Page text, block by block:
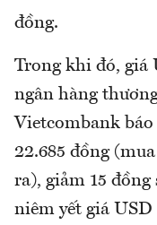
đồng.
Trong khi đó, giá
ngân hàng
Vietcombank
22.685 đồng
ra), giảm 15
niêm yết giá